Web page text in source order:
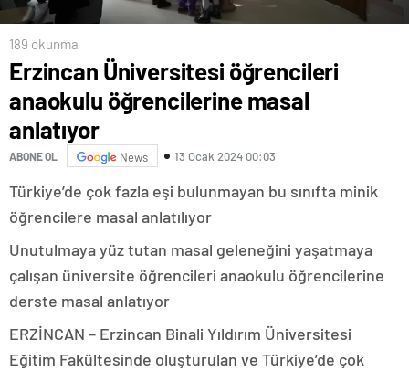
189 okunma
Erzincan Üniversitesi öğrencileri
anaokulu öğrencilerine masal
anlatıyor
ABONE OL News 13 Ocak 2024 00:03
Türkiye’de çok fazla eşi bulunmayan bu sınıfta minik
öğrencilere masal anlatılıyor
Unutulmaya yüz tutan masal geleneğini yaşatmaya
çalışan üniversite öğrencileri anaokulu öğrencilerine
derste masal anlatıyor
ERZİNCAN – Erzincan Binali Yıldırım Üniversitesi
Eğitim Fakültesinde oluşturulan ve Türkiye’de çok